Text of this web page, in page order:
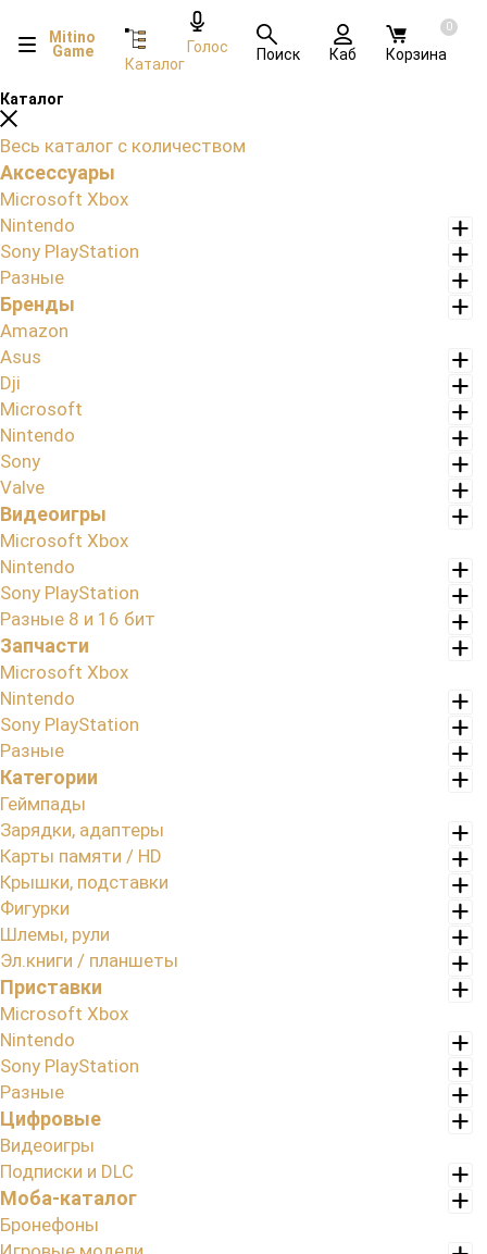
Mitino
Game
Каталог
Голос Поиск Каб
0
Корзина
Каталог
Весь каталог с количеством
Аксессуары
Microsoft Xbox
Nintendo
Sony PlayStation
Разные
Бренды
Amazon
Asus
Dji
Microsoft
Nintendo
Sony
Valve
Видеоигры
Microsoft Xbox
Nintendo
Sony PlayStation
Разные 8 и 16 бит
Запчасти
Microsoft Xbox
Nintendo
Sony PlayStation
Разные
Категории
Геймпады
Зарядки, адаптеры
Карты памяти / HD
Крышки, подставки
Фигурки
Шлемы, рули
Эл.книги / планшеты
Приставки
Microsoft Xbox
Nintendo
Sony PlayStation
Разные
Цифровые
Видеоигры
Подписки и DLC
Моба-каталог
Бронефоны